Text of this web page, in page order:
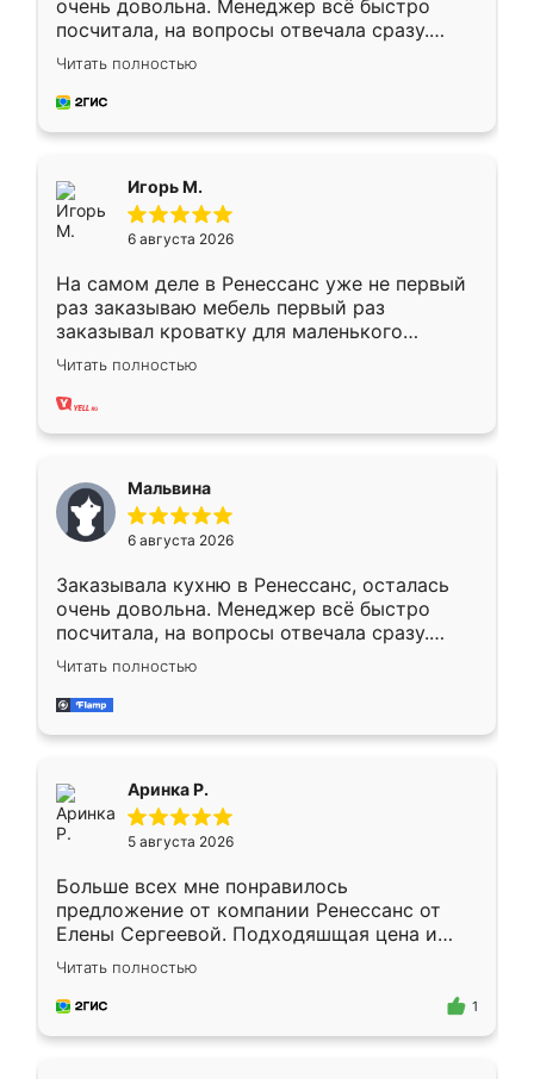
очень довольна. Менеджер всё быстро
посчитала, на вопросы отвечала сразу.
Замерщик приехал в субботу, подошёл к
делу со всей ответственностью. Собрали
за день, ребята работали аккуратно, даже
Читать полностью
Игорь М.
6 августа 2026
На самом деле в Ренессанс уже не первый
раз заказываю мебель первый раз
заказывал кроватку для маленького
ребёнка при его рождении ,во второй раз
заказал шкаф-купе. По качеству очень
хорошее сборка достаточно быстрая,
меньше, здесь же он более разнообразный.
Мне нравится ,если что-то потребуется из
мебели буду заказывать только здесь.
Читать полностью
Мальвина
6 августа 2026
Заказывала кухню в Ренессанс, осталась
очень довольна. Менеджер всё быстро
посчитала, на вопросы отвечала сразу.
Замерщик приехал в субботу, подошёл к
делу со всей ответственностью. Собрали
за день, ребята работали аккуратно, даже
Читать полностью
Аринка Р.
5 августа 2026
Больше всех мне понравилось
предложение от компании Ренессанс от
Елены Сергеевой. Подходяшщая цена и
короткие сроки изготовления. Приехавший
для замера сотрудник Владислав
предложил по моему эскизу самый
Читать полностью
1